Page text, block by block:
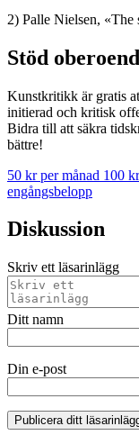
2) Palle Nielsen, «The
Stöd
Kunstkritikk är gratis
initierad och kritisk
Bidra till att säkra
bättre!
50 kr per månad 100
engångsbelopp
Diskussion
Skriv ett läsarinlägg
Ditt namn
Din e-post
Publicera ditt